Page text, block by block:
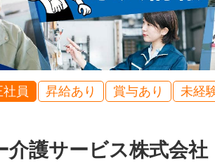
社員 昇給あり 賞与あり 未経
介護サービス株式会